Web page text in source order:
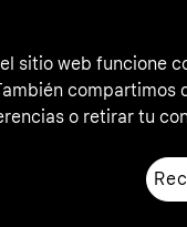
sitio web funcione
o retirar tu